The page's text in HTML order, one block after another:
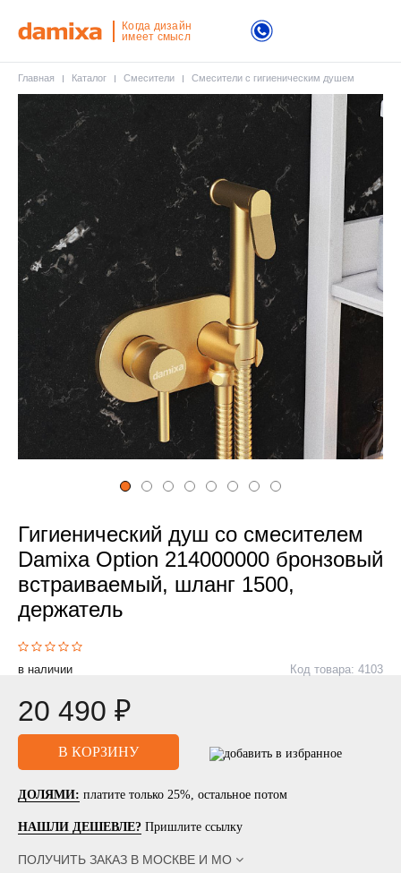
Когда дизайн
имеет смысл
Главная Каталог Смесители Смесители с гигиеническим душем
Гигиенический душ со смесителем
Damixa Option 214000000 бронзовый
встраиваемый, шланг 1500,
держатель
Код товара: 4103
в наличии
20 490 ₽
ДОЛЯМИ: платите только 25%, остальное потом
НАШЛИ ДЕШЕВЛЕ? Пришлите ссылку
ПОЛУЧИТЬ ЗАКАЗ В МОСКВЕ И МО